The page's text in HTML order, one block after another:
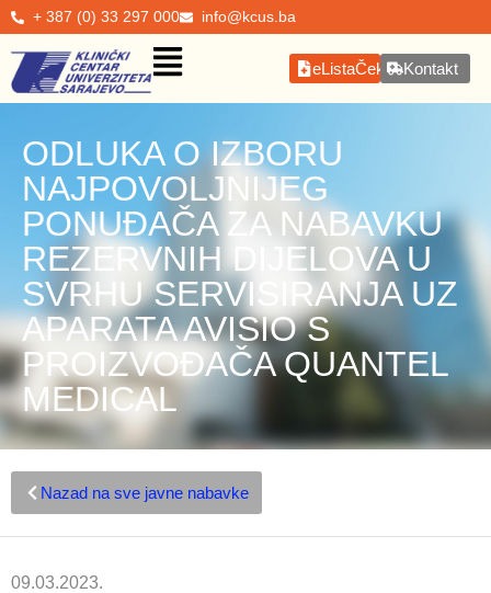
+ 387 (0) 33 297 000 info@kcus.ba
eListaČekanjaKontakt
ODLUKA O IZBORU
NAJPOVOLJNIJEG
PONUĐAČA ZA NABAVKU
REZERVNIH DIJELOVA U
SVRHU SERVISIRANJA UZ
APARATA AVISIO S
PROIZVOĐAČA QUANTEL
MEDICAL
Nazad na sve javne nabavke
09.03.2023.